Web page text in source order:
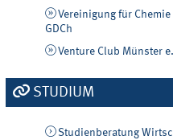
Vereinigung für
GDCh
Venture Club Münster
STUDIUM
Studienberatung